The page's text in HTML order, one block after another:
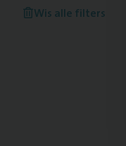
Wis alle filters